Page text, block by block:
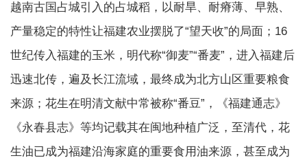
越南古国占城引入的占城稻，以耐旱、耐瘠薄、早熟、
产量稳定的特性让福建农业摆脱了“望天收”的局面；16
世纪传入福建的玉米，明代称“御麦”“番麦”，进入福建后
迅速北传，遍及长江流域，最终成为北方山区重要粮食
来源；花生在明清文献中常被称“番豆”，《福建通志》
《永春县志》等均记载其在闽地种植广泛，至清代，花
生油已成为福建沿海家庭的重要食用油来源，甚至成为